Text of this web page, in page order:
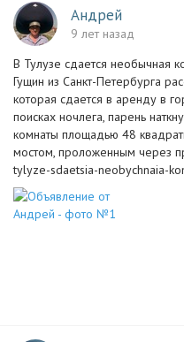
Андрей
9 лет назад
В Тулузе сдается необычная
Гущин из Санкт-Петербурга
которая сдается в аренду в
поисках ночлега, парень
комнаты площадью 48
мостом, проложенным через
tylyze-sdaetsia-neobychnaia-